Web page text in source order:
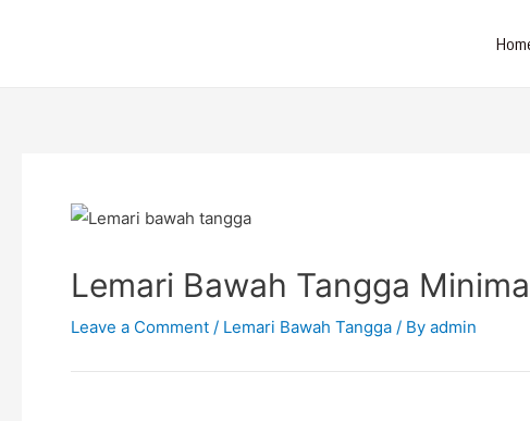
Lemari Bawah Tangga
Leave a Comment / Lemari Bawah Tangga / By admin